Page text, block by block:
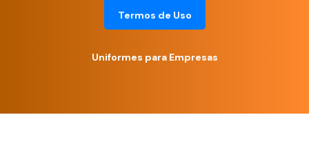
Termos de Uso
Uniformes para Empresas